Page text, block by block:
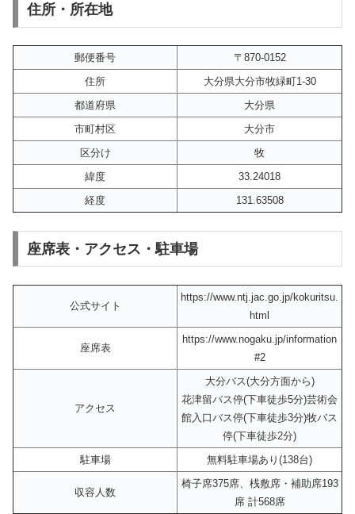
住所・所在地
郵便番号
〒870-0152
住所
大分県大分市牧緑町1-30
都道府県
大分県
市町村区
大分市
区分け
牧
緯度
33.24018
経度
131.63508
座席表・アクセス・駐車場
公式サイト
https://www.ntj.jac.go.jp/kokuritsu.
html
座席表
https://www.nogaku.jp/information
#2
アクセス
大分バス(大分方面から)
花津留バス停(下車徒歩5分)芸術会
館入口バス停(下車徒歩3分)牧バス
停(下車徒歩2分)
駐車場
無料駐車場あり(138台)
収容人数
椅子席375席、桟敷席・補助席193
席 計568席